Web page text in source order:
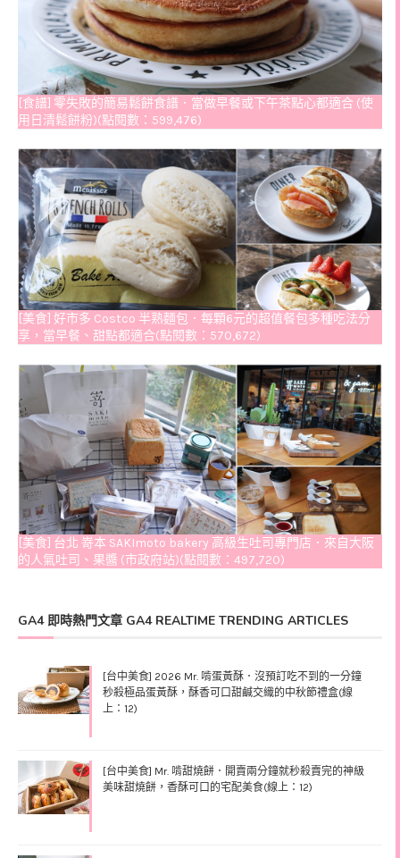
[食譜] 零失敗的簡易鬆餅食譜．當做早餐或下午茶點心都適合 (使
用日清鬆餅粉)(點閱數：599,476)
[美食] 好市多 Costco 半熟麵包．每顆6元的超值餐包多種吃法分
享，當早餐、甜點都適合(點閱數：570,672)
[美食] 台北 嵜本 SAKImoto bakery 高級生吐司專門店．來自大阪
的人氣吐司、果醬 (市政府站)(點閱數：497,720)
GA4 即時熱門文章 GA4 REALTIME TRENDING ARTICLES
[台中美食] 2026 Mr. 啃蛋黃酥．沒預訂吃不到的一分鐘
秒殺極品蛋黃酥，酥香可口甜鹹交織的中秋節禮盒(線
上：12)
[台中美食] Mr. 啃甜燒餅．開賣兩分鐘就秒殺賣完的神級
美味甜燒餅，香酥可口的宅配美食(線上：12)